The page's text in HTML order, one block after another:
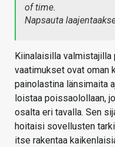
of time.
Napsauta
Kiinalaisilla
vaatimukset ovat oman
painolastina länsimaita
loistaa poissaolollaan,
osalta eri tavalla. Sen
hoitaisi sovellusten
itse rakentaa